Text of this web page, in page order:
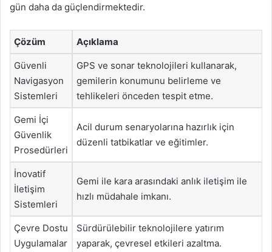
gün daha da güçlendirmektedir.
Çözüm Açıklama
Güvenli
Navigasyon
Sistemleri
GPS ve sonar teknolojileri kullanarak,
gemilerin konumunu belirleme ve
tehlikeleri önceden tespit etme.
Gemi İçi
Güvenlik
Prosedürleri
Acil durum senaryolarına hazırlık için
düzenli tatbikatlar ve eğitimler.
İnovatif
İletişim
Sistemleri
Gemi ile kara arasındaki anlık iletişim ile
hızlı müdahale imkanı.
Çevre Dostu
Uygulamalar
Sürdürülebilir teknolojilere yatırım
yaparak, çevresel etkileri azaltma.